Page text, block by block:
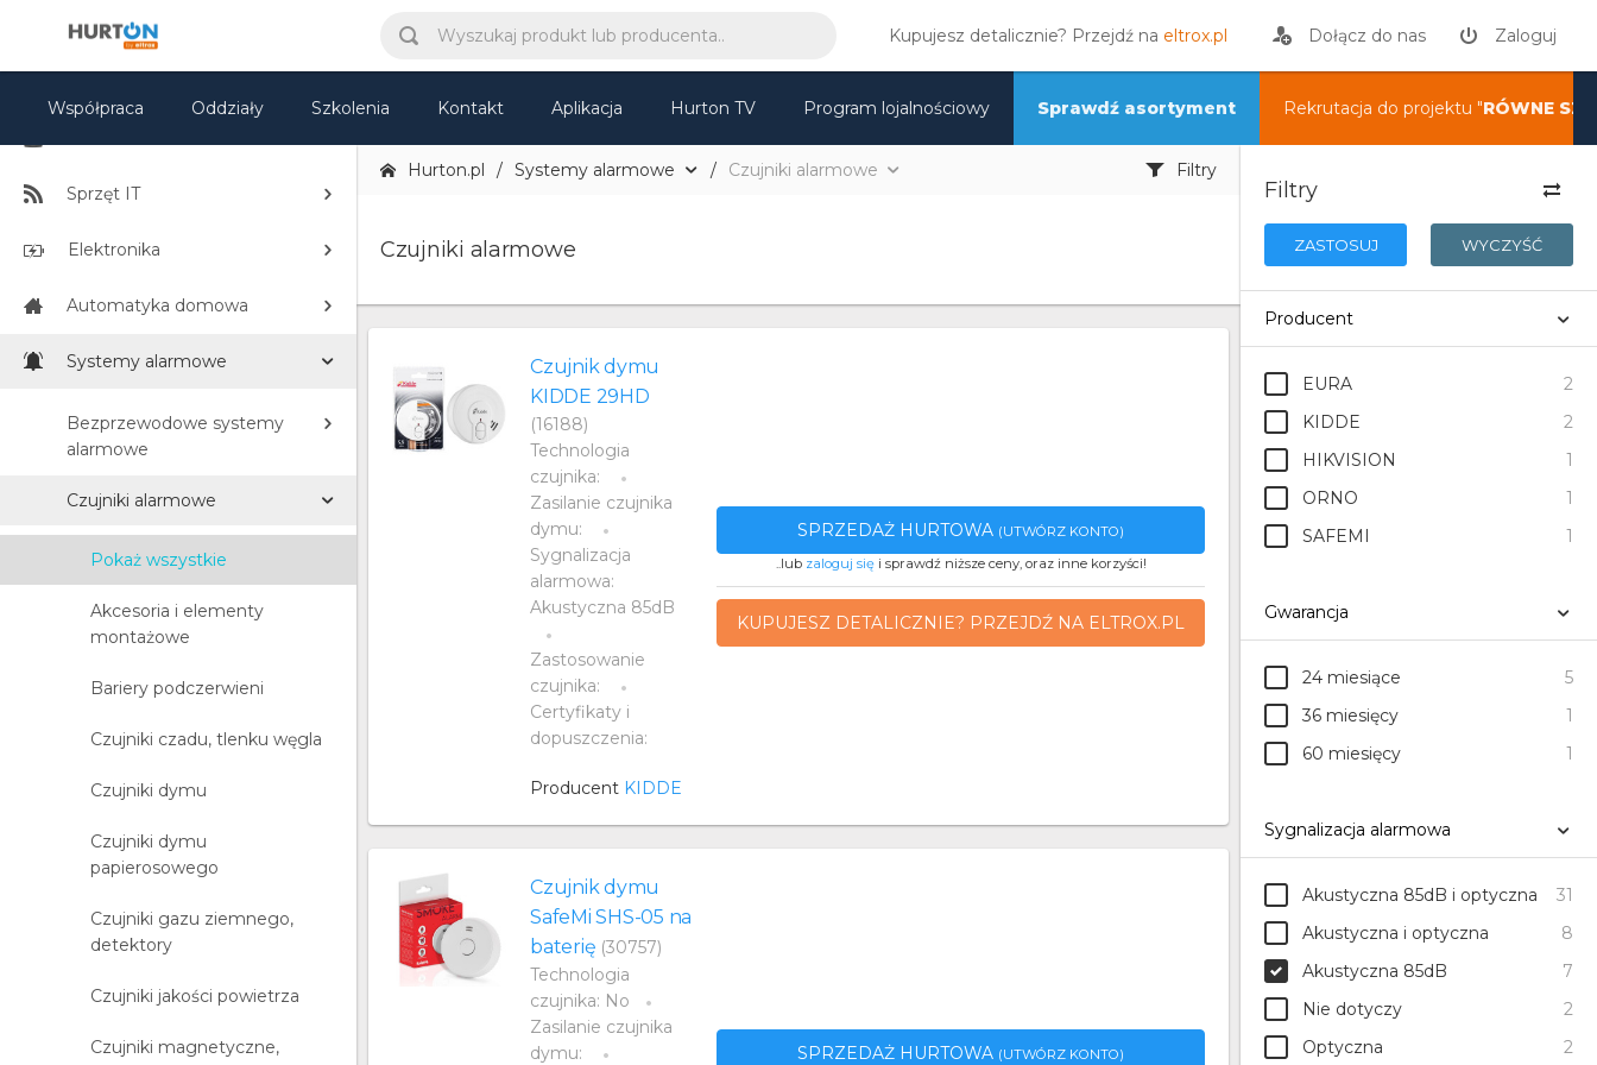
Kupujesz detalicznie? Przejdź na eltrox.pl Dołącz do nas Zaloguj
Współpraca Oddziały Szkolenia Kontakt Aplikacja Hurton TV Program lojalnościowy Sprawdź asortyment Rekrutacja do projektu "RÓWNE
CCTV
Sprzęt IT
Elektronika
Automatyka domowa
Systemy alarmowe
Bezprzewodowe systemy
alarmowe
Czujniki alarmowe
Pokaż wszystkie
Akcesoria i elementy
montażowe
Bariery podczerwieni
Czujniki czadu, tlenku węgla
Czujniki dymu
Czujniki dymu
papierosowego
Czujniki gazu ziemnego,
detektory
Czujniki jakości powietrza
Czujniki magnetyczne,
Hurton.pl Systemy alarmowe Czujniki alarmowe Filtry
Czujniki alarmowe
Czujnik dymu
KIDDE 29HD
(16188)
Technologia
czujnika:
Zasilanie czujnika
dymu:
Sygnalizacja
alarmowa:
Akustyczna 85dB
Zastosowanie
czujnika:
Certyfikaty i
dopuszczenia:
Producent KIDDE
SPRZEDAŻ HURTOWA (UTWÓRZ KONTO)
..lub zaloguj sięi sprawdź niższe ceny, oraz inne korzyści!
KUPUJESZ DETALICZNIE? PRZEJDŹ NA ELTROX.PL
Czujnik dymu
SafeMi SHS-05 na
baterię (30757)
Technologia
czujnika: No
Zasilanie czujnika
dymu:
SPRZEDAŻ HURTOWA (UTWÓRZ KONTO)
Filtry
ZASTOSUJ WYCZYŚĆ
Producent
EURA
2
KIDDE
2
HIKVISION
1
ORNO
1
SAFEMI
1
Gwarancja
24 miesiące
5
36 miesięcy
1
60 miesięcy
1
Sygnalizacja alarmowa
Akustyczna 85dB i optyczna
31
Akustyczna i optyczna
8
Akustyczna 85dB
7
Nie dotyczy
2
Optyczna
2